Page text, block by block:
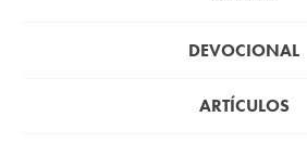
DEVOCIONAL
ARTÍCULOS